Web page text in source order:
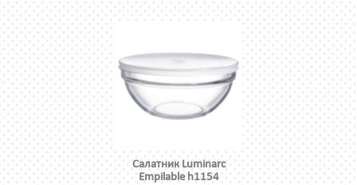
Салатник Luminarc
Empilable h1154